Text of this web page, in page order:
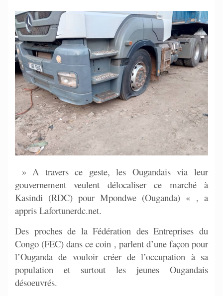
» A travers ce geste, les Ougandais via leur
gouvernement veulent délocaliser ce marché à
Kasindi (RDC) pour Mpondwe (Ouganda) « , a
appris Lafortunerdc.net.
Des proches de la Fédération des Entreprises du
Congo (FEC) dans ce coin , parlent d’une façon pour
l’Ouganda de vouloir créer de l’occupation à sa
population et surtout les jeunes Ougandais
désoeuvrés.